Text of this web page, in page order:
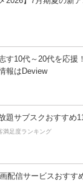
す10代～20代を応援
報はDeview
題サブスクおすすめ
満足度ランキング
配信サービスおすす